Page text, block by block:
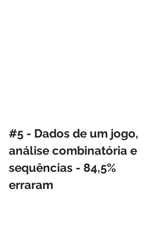
#5 - Dados de um jogo,
análise combinatória e
sequências - 84,5%
erraram